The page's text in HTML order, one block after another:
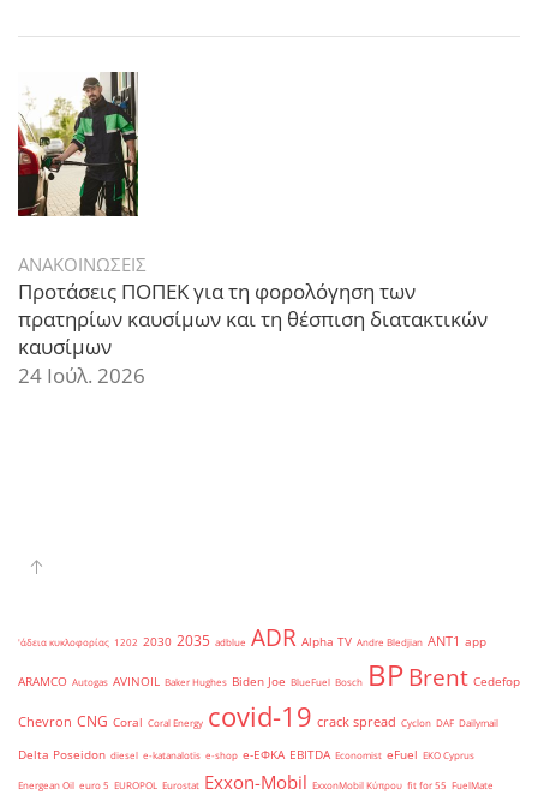
ΑΝΑΚΟΙΝΩΣΕΙΣ
Προτάσεις ΠΟΠΕΚ για τη φορολόγηση των
πρατηρίων καυσίμων και τη θέσπιση διατακτικών
καυσίμων
24 Ιούλ. 2026
'άδεια κυκλοφορίας 1202 2030 2035 adblue ADR Alpha TV Andre Bledjian ANT1 app
ARAMCO Autogas AVINOIL Baker Hughes Biden Joe BlueFuel Bosch BPBrent Cedefop
Chevron CNG Coral Coral Energy covid-19 crack spread Cyclon DAF Dailymail
Delta Poseidon diesel e-katanalotis e-shop e-ΕΦΚΑ EBITDA Economist eFuel EKO Cyprus
Energean Oil euro 5 EUROPOL Eurostat Exxon-Mobil ExxonMobil Κύπρου fit for 55 FuelMate